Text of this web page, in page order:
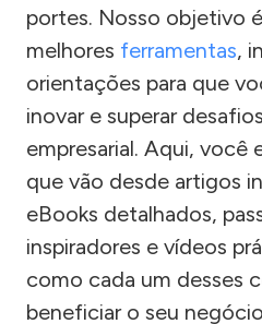
portes. Nosso objetivo
melhores ferramentas,
orientações para que
inovar e superar
empresarial. Aqui, você
que vão desde artigos
eBooks detalhados,
inspiradores e vídeos
como cada um desses
beneficiar o seu